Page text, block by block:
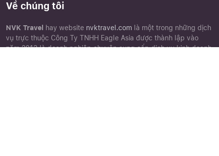
Về chúng tôi
NVK Travel hay website nvktravel.com là một trong những dịch
vụ trực thuộc Công Ty TNHH Eagle Asia được thành lập vào
năm 2013 là doanh nghiệp chuyên cung cấp dịch vụ kinh doanh